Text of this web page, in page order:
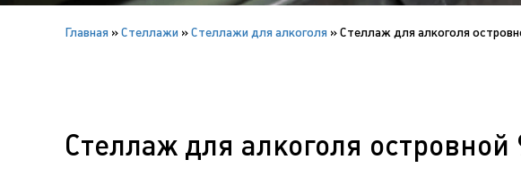
Главная »Cтеллажи »Стеллажи для алкоголя »Стеллаж для алкоголя
Стеллаж для алкоголя